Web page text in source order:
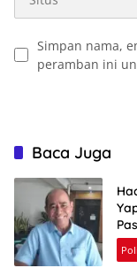
Simpan nama,
peramban ini
Baca Juga